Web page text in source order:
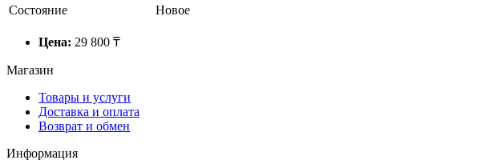
Состояние
Новое
Цена: 29 800 ₸
Магазин
Товары и услуги
Доставка и оплата
Возврат и обмен
Информация